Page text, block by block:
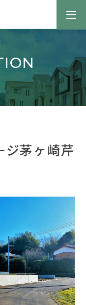
ジ茅ヶ崎芹